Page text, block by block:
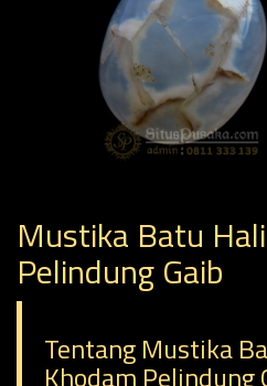
Mustika Batu
Pelindung Gaib
Tentang Mustika
Khodam Pelindung